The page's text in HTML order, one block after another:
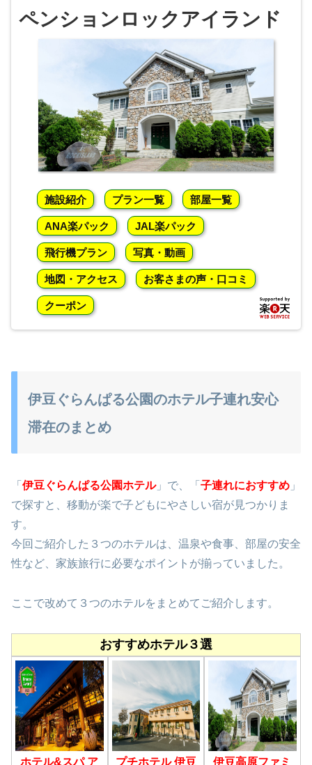
ペンションロックアイランド
施設紹介 プラン一覧 部屋一覧
ANA楽パック JAL楽パック
飛行機プラン 写真・動画
地図・アクセス お客さまの声・口コミ
クーポン
伊豆ぐらんぱる公園のホテル子連れ安心
滞在のまとめ
「 伊豆ぐらんぱる公園ホテル」で、「 子連れにおすすめ 」
で探すと、移動が楽で子どもにやさしい宿が見つかりま
す。
今回ご紹介した３つのホテルは、温泉や食事、部屋の安全
性など、家族旅行に必要なポイントが揃っていました。
ここで改めて３つのホテルをまとめてご紹介します。
おすすめホテル３選
ホテル&スパ ア プチホテル 伊豆 伊豆高原ファミ